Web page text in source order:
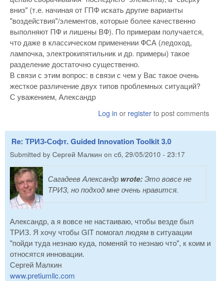
вниз" (т.е. начиная от ГПФ искать другие варианты
"воздействия"/элементов, которые более качественно
выполняют ПФ и лишены ВФ). По примерам получается,
что даже в классическом применении ФСА (ледоход,
лампочка, электрокипятильник и др. примеры) такое
разделение достаточно существенно.
В связи с этим вопрос: в связи с чем у Вас такое очень
жесткое различение двух типов проблемных ситуаций?
С уважением, Александр
Log in or register to post comments
Re: ТРИЗ-Софт. Guided Innovation Toolkit 3.0
Submitted by Сергей Малкин on сб, 29/05/2010 - 23:17
Сагадеев Александр wrote:Это вовсе не
ТРИЗ, но подход мне очень нравится.
Александр, а я вовсе не настаиваю, чтобы везде был
ТРИЗ. Я хочу чтобы GIT помогал людям в ситуаации
"пойди туда незнаю куда, поменяй то незнаю что", к коим и
относятся инновации.
Сергей Малкин
www.pretiumllc.com